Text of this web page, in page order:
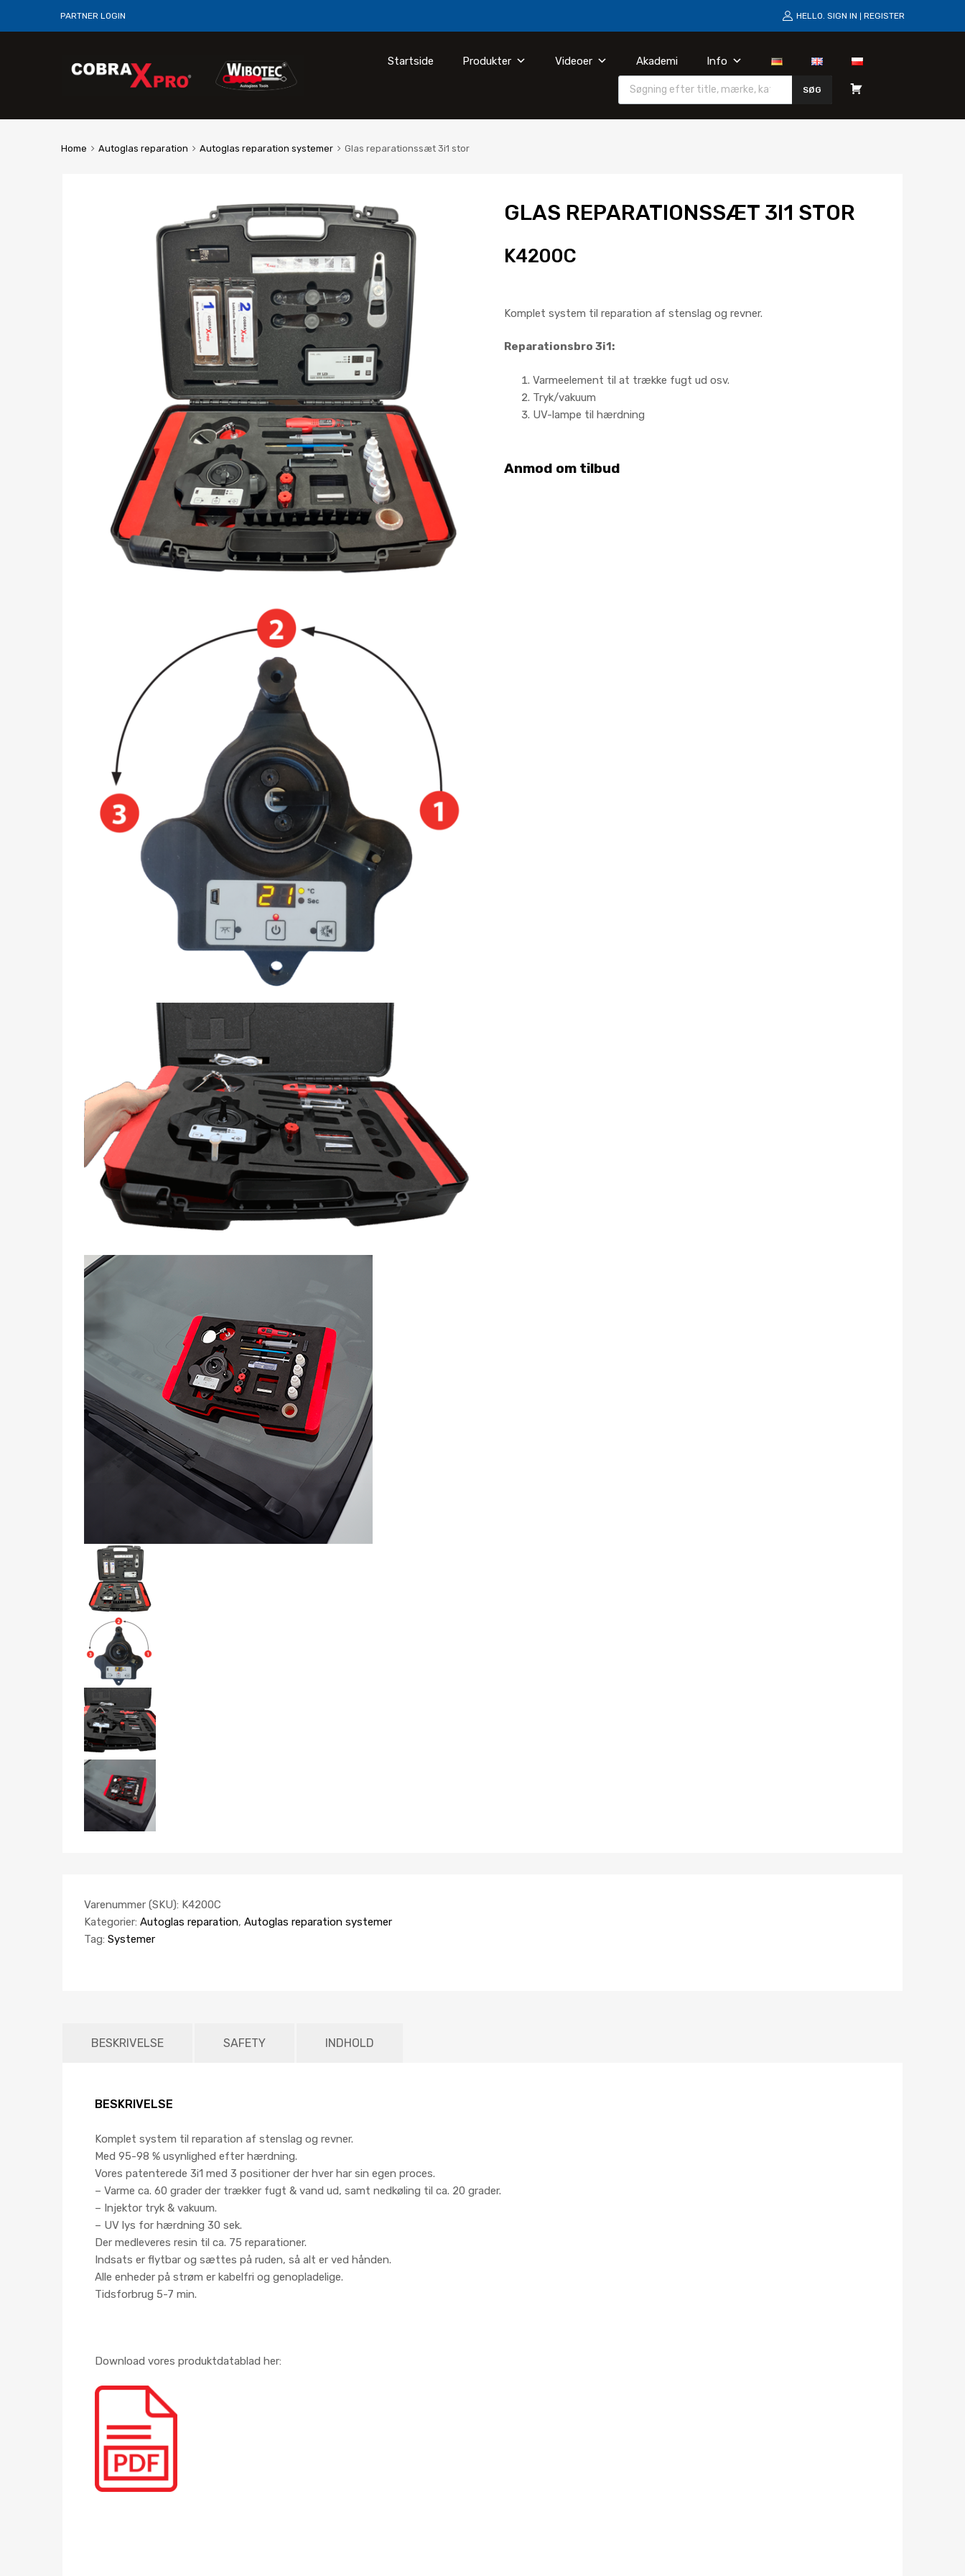
PARTNER LOGIN HELLO. SIGN IN REGISTER
Startside Produkter Videoer Akademi Info
SØG
n
Home Autoglas reparation Autoglas reparation systemer Glas reparationssæt 3i1 stor
GLAS REPARATIONSSÆT 3I1 STOR
K4200C
Komplet system til reparation af stenslag og revner.
Reparationsbro 3i1:
Varmeelement til at trække fugt ud osv.
Tryk/vakuum
UV-lampe til hærdning
Anmod om tilbud
Varenummer (SKU): K4200C
Kategorier: Autoglas reparation, Autoglas reparation systemer
Tag: Systemer
BESKRIVELSE SAFETY INDHOLD
BESKRIVELSE
Komplet system til reparation af stenslag og revner.
Med 95-98 % usynlighed efter hærdning.
Vores patenterede 3i1 med 3 positioner der hver har sin egen proces.
– Varme ca. 60 grader der trækker fugt & vand ud, samt nedkøling til ca. 20 grader.
– Injektor tryk & vakuum.
– UV lys for hærdning 30 sek.
Der medleveres resin til ca. 75 reparationer.
Indsats er flytbar og sættes på ruden, så alt er ved hånden.
Alle enheder på strøm er kabelfri og genopladelige.
Tidsforbrug 5-7 min.
Download vores produktdatablad her: